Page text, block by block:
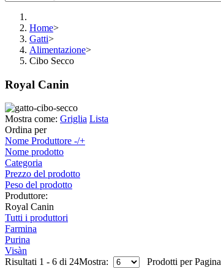
Home>
Gatti>
Alimentazione>
Cibo Secco
Royal Canin
Mostra come: Griglia Lista
Ordina per
Nome Produttore -/+
Nome prodotto
Categoria
Prezzo del prodotto
Peso del prodotto
Produttore:
Royal Canin
Tutti i produttori
Farmina
Purina
Visàn
Risultati 1 - 6 di 24Mostra: Prodotti per Pagina